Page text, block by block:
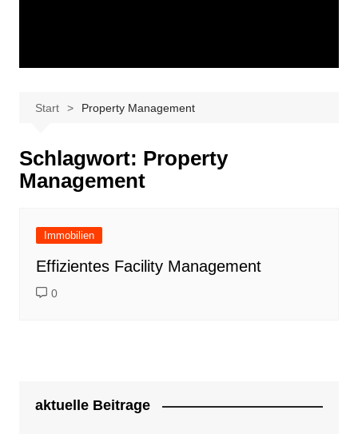
Start Property Management
Schlagwort: Property
Management
Immobilien
Effizientes Facility Management
0
aktuelle Beitrage